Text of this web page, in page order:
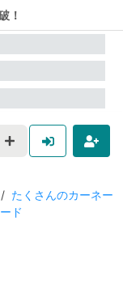
！
/ たくさんのカーネー
ド